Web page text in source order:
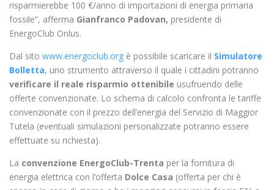
risparmierebbe 100 €/anno di importazioni di energia primaria
fossile”, afferma Gianfranco Padovan, presidente di
EnergoClub Onlus.
Dal sito www.energoclub.org è possibile scaricare il Simulatore
Bolletta, uno strumento attraverso il quale i cittadini potranno
verificare il reale risparmio ottenibile usufruendo delle
offerte convenzionate. Lo schema di calcolo confronta le tariffe
convenzionate con il prezzo dell’energia del Servizio di Maggior
Tutela (eventuali simulazioni personalizzate potranno essere
effettuate su richiesta).
La convenzione EnergoClub-Trenta per la fornitura di
energia elettrica con l’offerta Dolce Casa (offerta per chi è